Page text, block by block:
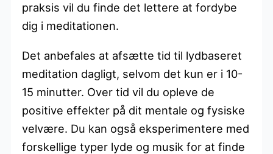
praksis vil du finde det lettere at fordybe
dig i meditationen.
Det anbefales at afsætte tid til lydbaseret
meditation dagligt, selvom det kun er i 10-
15 minutter. Over tid vil du opleve de
positive effekter på dit mentale og fysiske
velvære. Du kan også eksperimentere med
forskellige typer lyde og musik for at finde